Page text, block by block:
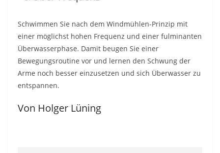
Schwimmen Sie nach dem Windmühlen-Prinzip mit
einer möglichst hohen Frequenz und einer fulminanten
Überwasserphase. Damit beugen Sie einer
Bewegungsroutine vor und lernen den Schwung der
Arme noch besser einzusetzen und sich Überwasser zu
entspannen.
Von Holger Lüning